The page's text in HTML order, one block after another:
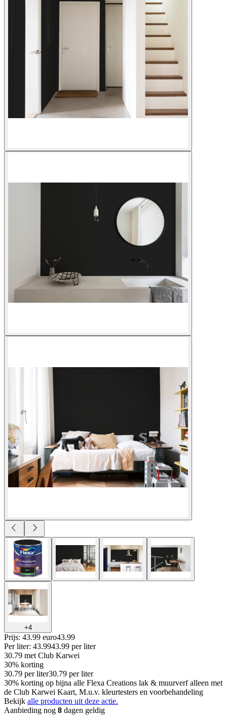
+4
Prijs: 43.99 euro43.99
Per liter: 43.9943.99 per liter
30.79 met Club Karwei
30% korting
30.79 per liter30.79 per liter
30% korting op bijna alle Flexa Creations lak & muurverf alleen met
de Club Karwei Kaart, M.u.v. kleurtesters en voorbehandeling
Bekijk alle producten uit deze actie.
Aanbieding nog 8 dagen geldig